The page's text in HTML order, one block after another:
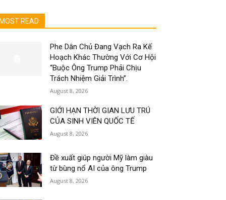
MOST READ
Phe Dân Chủ Đang Vạch Ra Kế
Hoạch Khác Thường Với Cơ Hội
“Buộc Ông Trump Phải Chịu
Trách Nhiệm Giải Trình”.
August 8, 2026
GIỚI HẠN THỜI GIAN LƯU TRÚ
CỦA SINH VIÊN QUỐC TẾ
August 8, 2026
Đề xuất giúp người Mỹ làm giàu
từ bùng nổ AI của ông Trump
August 8, 2026